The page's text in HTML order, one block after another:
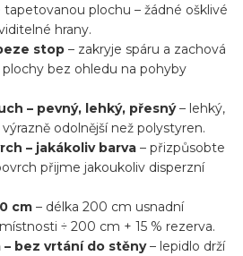
plochu – žádné ošklivé
hrany.
stop – zakryje spáru a zachová
bez ohledu na pohyby
– pevný, lehký, přesný– lehký,
odolnější než polystyren.
– jakákoliv barva – přizpůsobte
přijme jakoukoliv disperzní
cm – délka 200 cm usnadní
÷ 200 cm + 15 % rezerva.
bez vrtání do stěny– lepidlo drží